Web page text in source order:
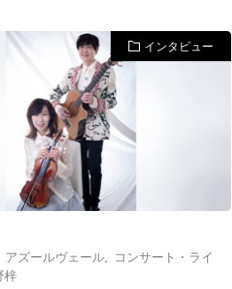
インタビュー
アズールヴェール
コンサート・ライ
梓